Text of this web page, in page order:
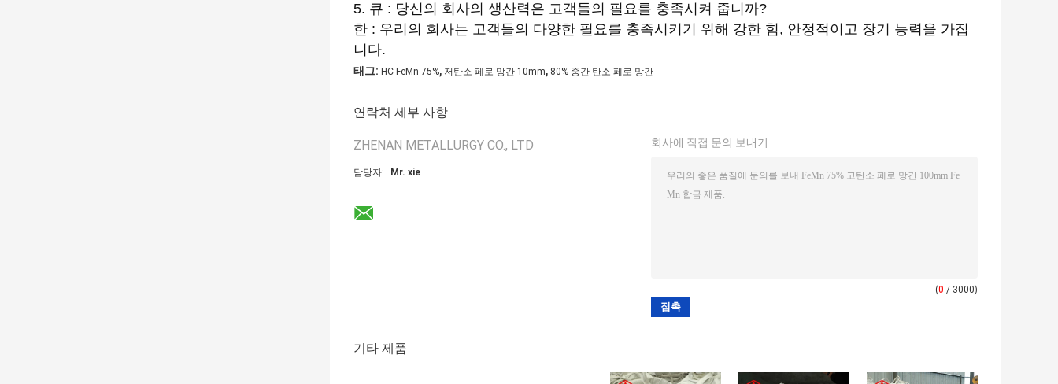
5. 큐 : 당신의 회사의 생산력은 고객들의 필요를 충족시켜 줍니까?
한 : 우리의 회사는 고객들의 다양한 필요를 충족시키기 위해 강한 힘, 안정적이고 장기 능력을 가집
니다.
태그: HC FeMn 75%, 저탄소 페로 망간 10mm, 80% 중간 탄소 페로 망간
연락처 세부 사항
ZHENAN METALLURGY CO., LTD
담당자: Mr. xie
회사에 직접 문의 보내기
(0 / 3000)
기타 제품